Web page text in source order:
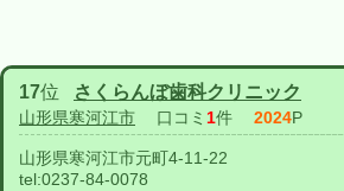
17位 さくらんぼ歯科クリニック
山形県寒河江市 口コミ 1件 2024P
山形県寒河江市元町4-11-22
tel:0237-84-0078